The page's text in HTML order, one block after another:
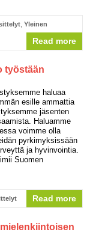
,Yleinen
Read more
työstään
haluaa
esille ammattia
jäsenten
Haluamme
voimme olla
pyrkimyksissään
ja hyvinvointia.
Suomen
Read more